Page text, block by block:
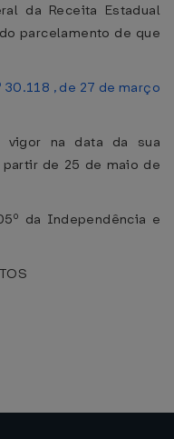
da Receita Estadual
parcelamento de que
30.118 , de 27 de março
vigor na data da sua
de 25 de maio de
da Independência e